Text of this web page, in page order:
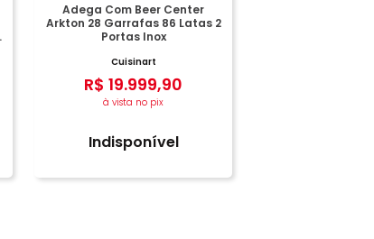
Adega Com Beer Center
Arkton 28 Garrafas 86 Latas 2
Portas Inox
Cuisinart
R$ 19.999,90
à vista no pix
Indisponível